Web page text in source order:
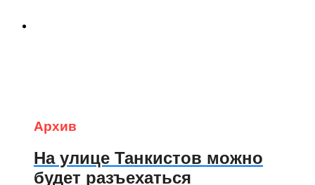
Архив
На улице Танкистов можно
будет разъехаться